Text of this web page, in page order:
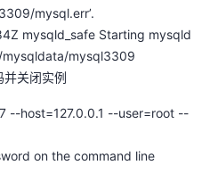
mysql.err’.
mysqld_safe Starting mysqld
mysql3309
关闭实例
--host=127.0.0.1 --user=root --
on the command line